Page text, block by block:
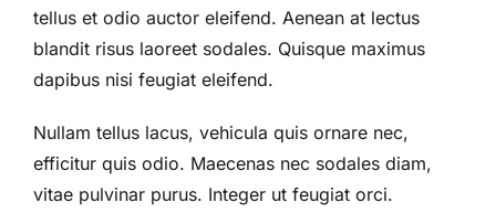
tellus et odio auctor eleifend. Aenean at lectus
blandit risus laoreet sodales. Quisque maximus
dapibus nisi feugiat eleifend.
Nullam tellus lacus, vehicula quis ornare nec,
efficitur quis odio. Maecenas nec sodales diam,
vitae pulvinar purus. Integer ut feugiat orci.